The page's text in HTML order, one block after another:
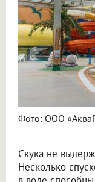
Фото: ООО
Скука не
Несколько